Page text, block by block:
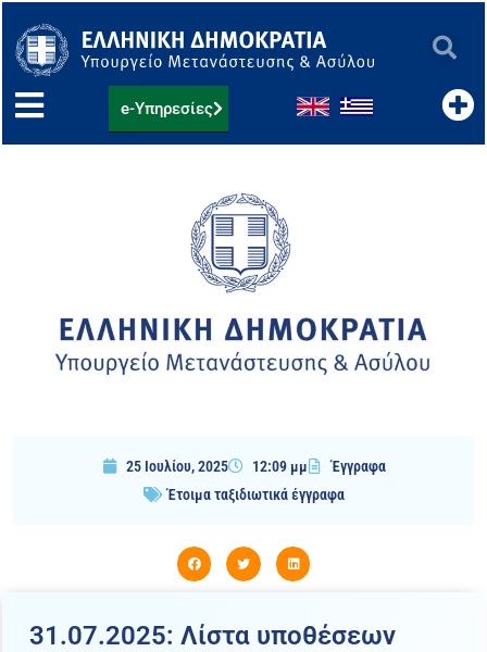
στο
περιεχόμενο
e-Υπηρεσίες
25 Ιουλίου, 2025 12:09 μμ
Έγγραφα
Έτοιμα ταξιδιωτικά έγγραφα
31.07.2025: Λίστα υποθέσεων